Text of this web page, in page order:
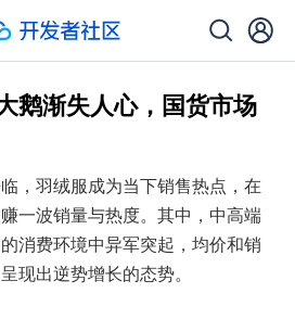
鹅渐失人心，国货市场
，羽绒服成为当下销售热点，在
一波销量与热度。其中，中高端
消费环境中异军突起，均价和销
现出逆势增长的态势。